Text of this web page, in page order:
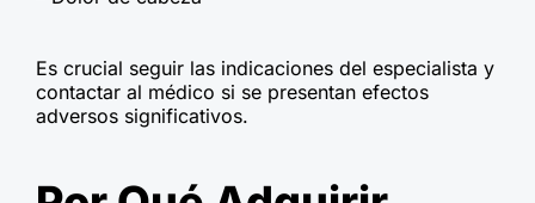
Es crucial seguir las indicaciones del especialista y
contactar al médico si se presentan efectos
adversos significativos.